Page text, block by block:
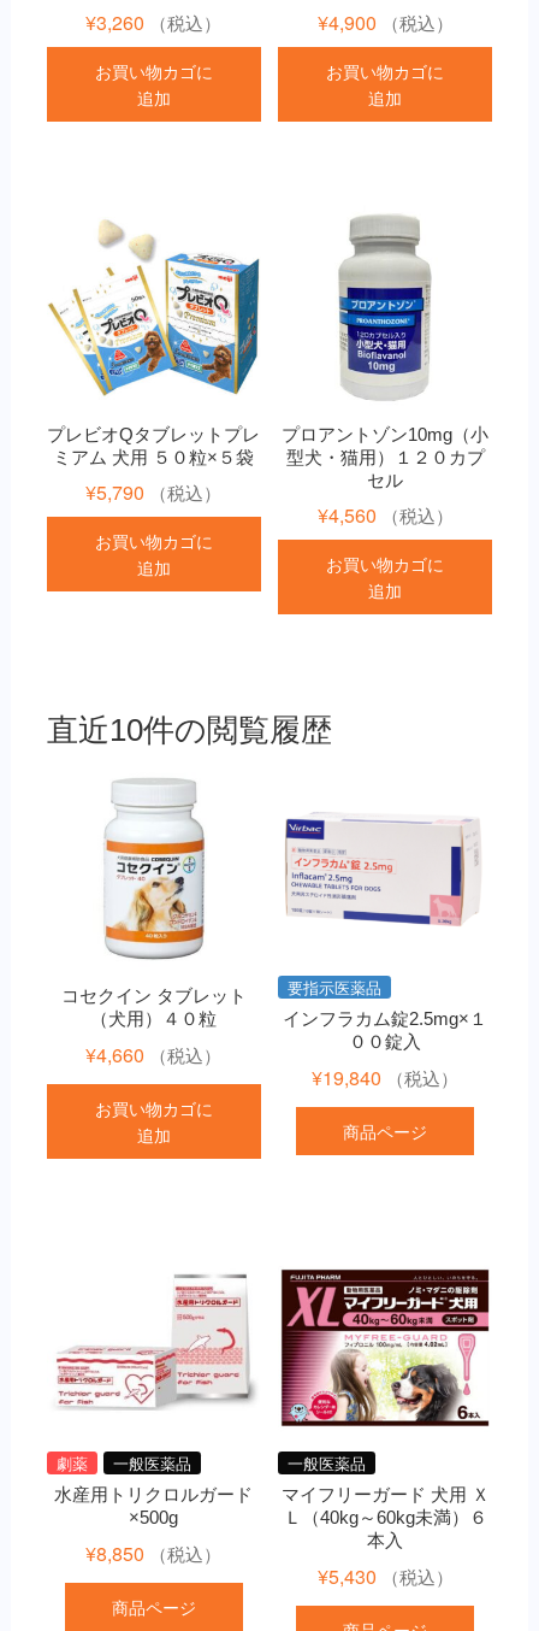
¥3,260 （税込）
お買い物カゴに
追加
¥4,900 （税込）
お買い物カゴに
追加
プレビオQタブレットプレ
ミアム 犬用 ５０粒×５袋
¥5,790 （税込）
お買い物カゴに
追加
プロアントゾン10mg（小
型犬・猫用）１２０カプ
セル
¥4,560 （税込）
お買い物カゴに
追加
直近10件の閲覧履歴
コセクイン タブレット
（犬用）４０粒
¥4,660 （税込）
お買い物カゴに
追加
要指示医薬品
インフラカム錠2.5mg×１
００錠入
¥19,840 （税込）
商品ページ
劇薬 一般医薬品
水産用トリクロルガード
×500g
¥8,850 （税込）
商品ページ
一般医薬品
マイフリーガード 犬用 Ｘ
Ｌ（40kg～60kg未満）６
本入
¥5,430 （税込）